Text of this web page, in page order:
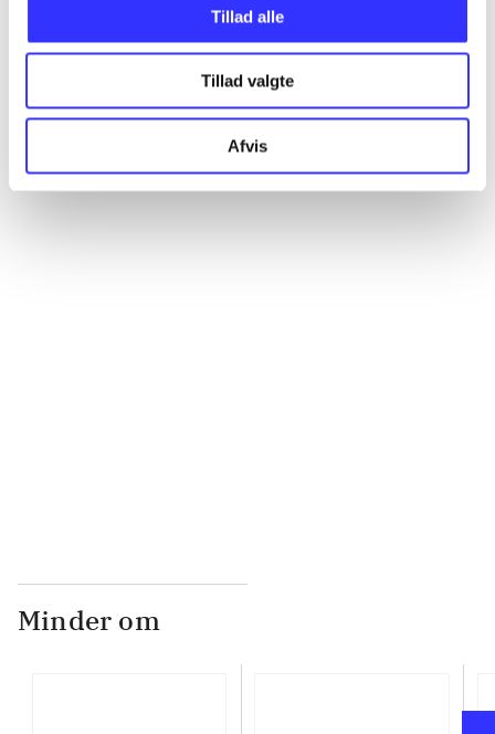
Tillad alle
Tillad valgte
Afvis
Alle registrerede artikler fordelt på udgivelser
...
Minder om